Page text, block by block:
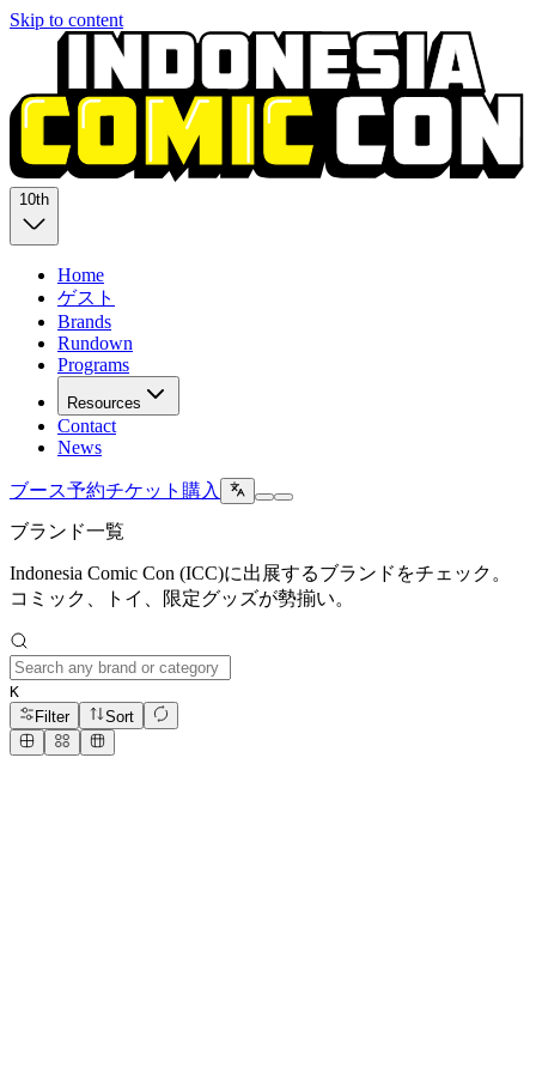
Skip to content
10th
Home
ゲスト
Brands
Rundown
Programs
Resources
Contact
News
ブース予約チケット購入
ブランド一覧
Indonesia Comic Con (ICC)に出展するブランドをチェック。
コミック、トイ、限定グッズが勢揃い。
K
Filter
Sort